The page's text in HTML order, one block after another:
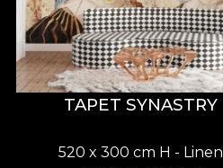
TAPET SYNASTRY
520 x 300 cm H - Linen